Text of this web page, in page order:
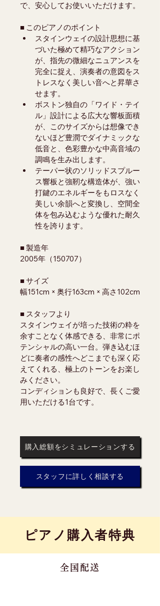
で、安心してお使いいただけます。
■ このピアノのポイント
スタインウェイの設計思想に基
づいた極めて精巧なアクション
が、指先の微細なニュアンスを
完全に捉え、演奏者の意図をス
トレスなく美しい音へと昇華さ
せます。
ボストン独自の「ワイド・テイ
ル」設計による広大な響板面積
が、このサイズからは想像でき
ないほど豊潤でダイナミックな
低音と、色彩豊かな中高音域の
調鳴を生み出します。
テーパー状のソリッドスプルー
ス響板と強靭な構造体が、強い
打鍵のエネルギーをもロスなく
美しい余韻へと変換し、空間全
体を包み込むような優れた耐久
性を誇ります。
■ 製造年
2005年（150707）
■ サイズ
幅151cm × 奥行163cm × 高さ102cm
■ スタッフより
スタインウェイが培った技術の粋を
余すことなく体感できる、非常にポ
テンシャルの高い一台。弾き込むほ
どに奏者の感性へどこまでも深く応
えてくれる、極上のトーンをお楽し
みください。
コンディションも良好で、長くご愛
用いただける1台です。
購入総額をシミュレーションする
スタッフに詳しく相談する
​ピアノ購入者特典
全国配送